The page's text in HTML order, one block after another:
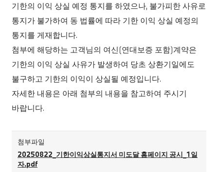
기한의 이익 상실 예정 통지를 하였으나, 불가피한 사유로
통지가 불가하여 동 법률에 따라 기한 이익 상실 예정의
통지를 게재합니다.
첨부에 해당하는 고객님의 여신(연대보증 포함)계약은
기한의 이익 상실 사유가 발생하여 당초 상환기일에도
불구하고 기한의 이익이 상실될 예정입니다.
자세한 내용은 아래 첨부의 내용을 참고하여 주시기
바랍니다.
첨부파일
20250822_기한이익상실통지서 미도달 홈페이지 공시_1일
자.pdf